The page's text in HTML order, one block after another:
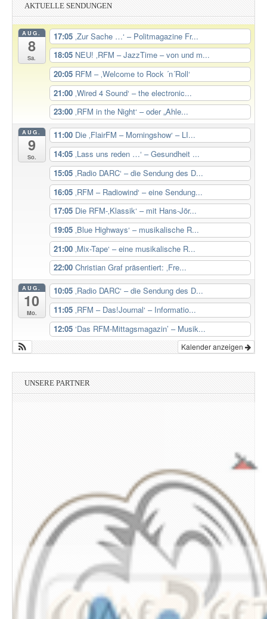
AKTUELLE SENDUNGEN
AUG.
8
Sa.
17:05 ‚Zur Sache …‘ – Politmagazine Fr...
18:05 NEU! ‚RFM – JazzTime – von und m...
20:05 RFM – ‚Welcome to Rock ´n´Roll‘
21:00 ‚Wired 4 Sound‘ – the electronic...
23:00 ‚RFM in the Night‘ – oder „Ahle...
AUG.
9
So.
11:00 Die ‚FlairFM – Morningshow‘ – LI...
14:05 ‚Lass uns reden …‘ – Gesundheit ...
15:05 ‚Radio DARC‘ – die Sendung des D...
16:05 ‚RFM – Radiowind‘ – eine Sendung...
17:05 Die RFM-‚Klassik‘ – mit Hans-Jör...
19:05 ‚Blue Highways‘ – musikalische R...
21:00 ‚Mix-Tape‘ – eine musikalische R...
22:00 Christian Graf präsentiert: ‚Fre...
AUG.
10
Mo.
10:05 ‚Radio DARC‘ – die Sendung des D...
11:05 ‚RFM – Das!Journal‘ – Informatio...
12:05 ‘Das RFM-Mittagsmagazin’ – Musik...
Kalender anzeigen
UNSERE PARTNER